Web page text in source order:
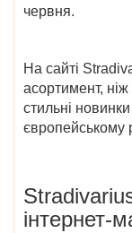
червня.
На сайті
асортимент,
стильні
європейському
інтернет-